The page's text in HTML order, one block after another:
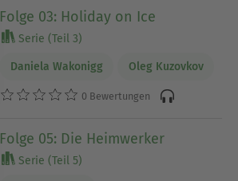
Folge 03: Holiday on Ice
Serie (Teil 3)
Daniela Wakonigg Oleg Kuzovkov
0 Bewertungen
Folge 05: Die Heimwerker
Serie (Teil 5)